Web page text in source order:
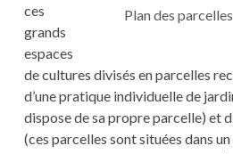
Plan des
ces
grands
espaces
de cultures divisés en parcelles
d’une pratique individuelle de
dispose de sa propre parcelle) et
(ces parcelles sont situées dans